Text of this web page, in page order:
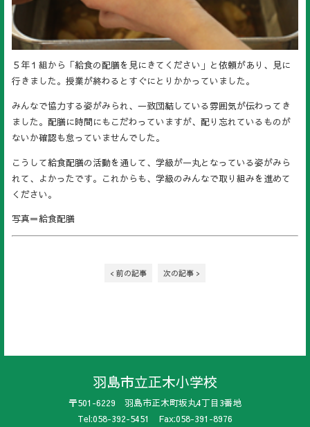
５年１組から「給食の配膳を見にきてください」と依頼があり、見に
行きました。授業が終わるとすぐにとりかかっていました。
みんなで協力する姿がみられ、一致団結している雰囲気が伝わってき
ました。配膳に時間にもこだわっていますが、配り忘れているものが
ないか確認も怠っていませんでした。
こうして給食配膳の活動を通して、学級が一丸となっている姿がみら
れて、よかったです。これからも、学級のみんなで取り組みを進めて
ください。
写真＝給食配膳
< 前の記事 次の記事 >
羽島市立正木小学校
〒501-6229 羽島市正木町坂丸4丁目3番地
Tel:058-392-5451 Fax:058-391-8976